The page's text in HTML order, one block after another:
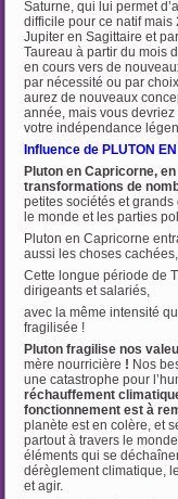
Saturne, qui lui permet
difficile pour ce natif
Jupiter en Sagittaire et
Taureau à partir du mois
en cours vers de
par nécessité ou par
aurez de nouveaux
année, mais vous
votre indépendance
Influence de PLUTON
Pluton en Capricorne,
transformations de
petites sociétés et
le monde et les parties
Pluton en Capricorne
aussi les choses
Cette longue période de
dirigeants et salariés,
avec la même intensité
fragilisée !
Pluton fragilise nos
mère nourricière ! Nos
une catastrophe pour
réchauffement
fonctionnement est à
planète est en colère, et
partout à travers le
éléments qui se
dérèglement climatique,
et agir.